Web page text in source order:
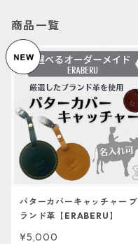
商品一覧
パターカバーキャッチャー ブ
ランド革【ERABERU】
¥5,000